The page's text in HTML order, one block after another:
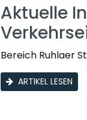
Aktuelle
Bereich Ruhlaer
ARTIKEL LESEN